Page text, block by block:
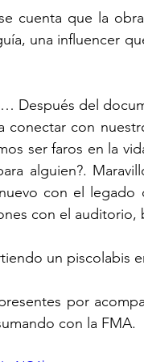
cuenta que la
una influencer
Después del
conectar con
ser faros en la
alguien?.
con el
con el
un piscolabis
por
con la FMA.